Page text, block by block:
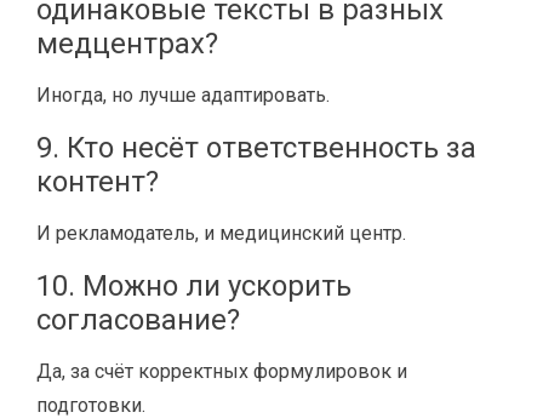
одинаковые тексты в разных
медцентрах?
Иногда, но лучше адаптировать.
9. Кто несёт ответственность за
контент?
И рекламодатель, и медицинский центр.
10. Можно ли ускорить
согласование?
Да, за счёт корректных формулировок и
подготовки.